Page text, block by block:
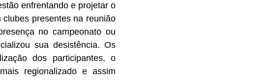
enfrentando e projetar o
presentes na reunião
no campeonato ou
sua desistência. Os
dos participantes, o
regionalizado e assim